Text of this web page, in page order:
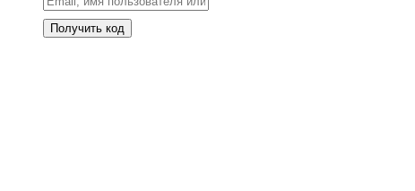
Получить код